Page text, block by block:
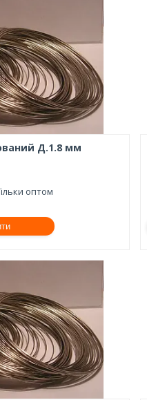
Д.1.8 мм
оптом